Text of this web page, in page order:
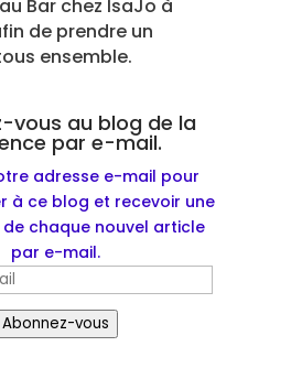
Bar chez IsaJo à
de prendre un
ensemble.
vous au blog de la
par e-mail.
adresse e-mail pour
à ce blog et recevoir une
chaque nouvel article
par e-mail.
Abonnez-vous